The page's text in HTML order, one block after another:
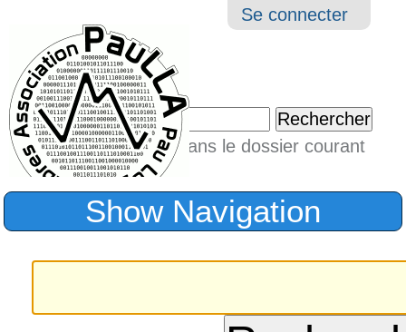
Outils
Se connecter
Chercher par
Seulement dans le dossier courant
Recherche
Show Navigation